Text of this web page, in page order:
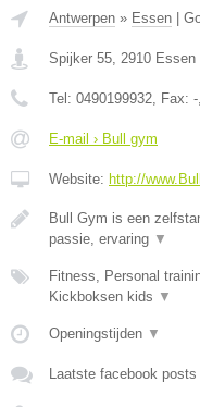
Antwerpen » Essen
Spijker 55, 2910 Essen
Tel: 0490199932, Fax: -
E-mail › Bull gym
Website: http://
Bull Gym is een
passie, ervaring ▼
Fitness, Personal
Kickboksen kids ▼
Openingstijden ▼
Laatste facebook posts